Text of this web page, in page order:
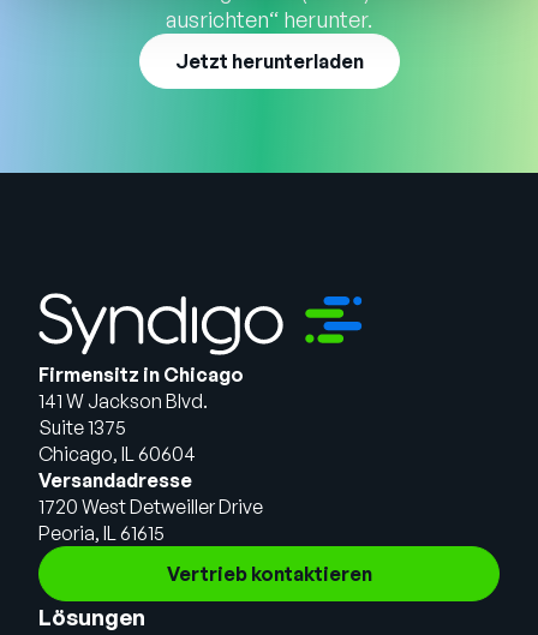
ausrichten“ herunter.
Jetzt herunterladen
Firmensitz in Chicago
141 W Jackson Blvd.
Suite 1375
Chicago, IL 60604
Versandadresse
1720 West Detweiller Drive
Peoria, IL 61615
Vertrieb kontaktieren
Lösungen